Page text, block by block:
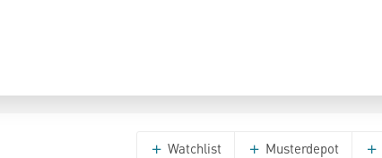
Watchlist Musterdepot